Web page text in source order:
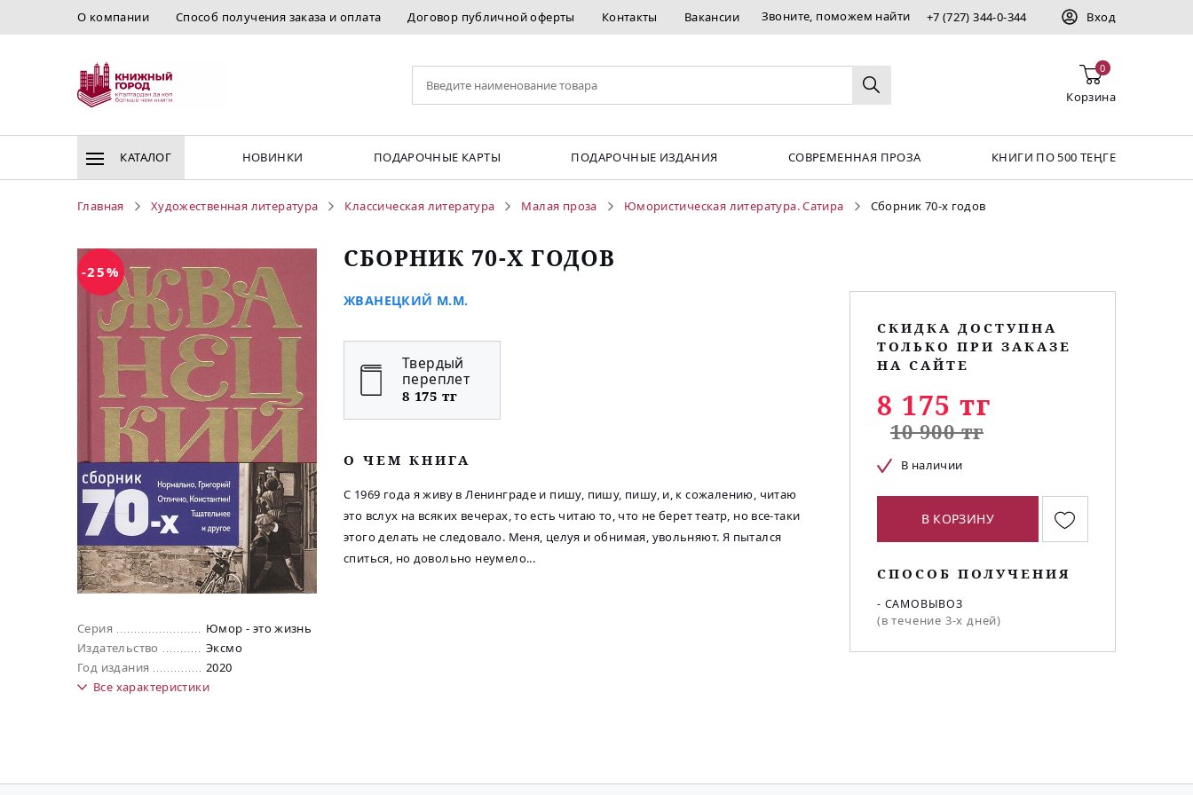
О компании Способ получения заказа и оплата Договор публичной оферты Контакты Вакансии Звоните, поможем найти +7 (727) 344-0-344 Вход
0
Корзина
КАТАЛОГ НОВИНКИ ПОДАРОЧНЫЕ КАРТЫ ПОДАРОЧНЫЕ ИЗДАНИЯ СОВРЕМЕННАЯ ПРОЗА КНИГИ ПО 500 ТЕҢГЕ
Главная Художественная литература Классическая литература Малая проза Юмористическая литература. Сатира Сборник 70-х годов
-25%
Серия
Юмор - это жизнь
Издательство
Эксмо
Год издания
2020
Все характеристики
СБОРНИК 70-Х ГОДОВ
ЖВАНЕЦКИЙ М.М.
Твердый
переплет
8 175 тг
O ЧЕМ КНИГА
С 1969 года я живу в Ленинграде и пишу, пишу, пишу, и, к сожалению, читаю
это вслух на всяких вечерах, то есть читаю то, что не берет театр, но все-таки
этого делать не следовало. Меня, целуя и обнимая, увольняют. Я пытался
спиться, но довольно неумело...
СКИДКА ДОСТУПНА
ТОЛЬКО ПРИ ЗАКАЗЕ
НА САЙТЕ
8 175 тг
10 900 тг
В наличии
В КОРЗИНУ
СПОСОБ ПОЛУЧЕНИЯ
- САМОВЫВОЗ
(в течение 3-х дней)